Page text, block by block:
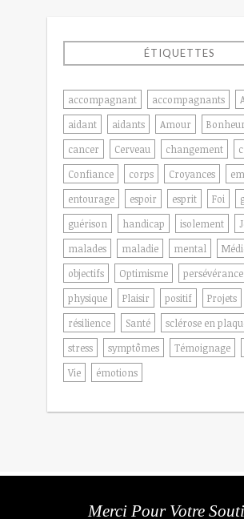
ÉTIQUETTES
accompagnant accompagnants
aidant
aidants Amour
Bonheur
cancer
Cerveau changement
Confiance
corps Croyances
entourage
espoir esprit Foi
guérison
handicap isolement
malades
maladie mental
objectifs
Optimisme
persévérance
physique
Plaisir positif
Projets
résilience
Santé sclérose en
stress
symptômes Témoignage
Vie
émotions
Merci Pour Votre